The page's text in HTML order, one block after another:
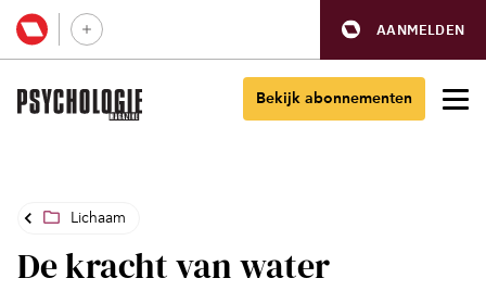
AANMELDEN
Bekijk abonnementen
Lichaam
De kracht van water